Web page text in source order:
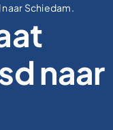
Schiedam.
naar